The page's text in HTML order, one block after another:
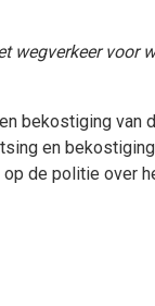
wegverkeer voor
bekostiging van
en
de politie over